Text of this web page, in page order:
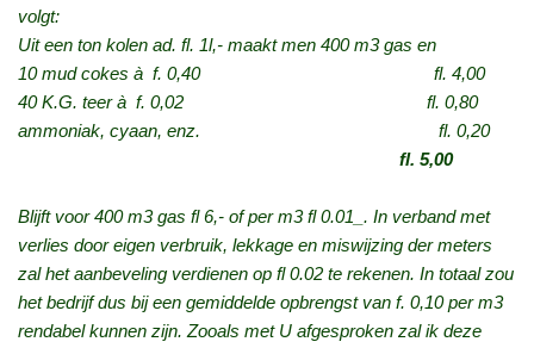
volgt:
Uit een ton kolen ad. fl. 1l,- maakt men 400 m3 gas en
10 mud cokes à f. 0,40 fl. 4,00
40 K.G. teer à f. 0,02 fl. 0,80
ammoniak, cyaan, enz. fl. 0,20
fl. 5,00
Blijft voor 400 m3 gas fl 6,- of per m3 fl 0.01_. In verband met
verlies door eigen verbruik, lekkage en miswijzing der meters
zal het aanbeveling verdienen op fl 0.02 te rekenen. In totaal zou
het bedrijf dus bij een gemiddelde opbrengst van f. 0,10 per m3
rendabel kunnen zijn. Zooals met U afgesproken zal ik deze